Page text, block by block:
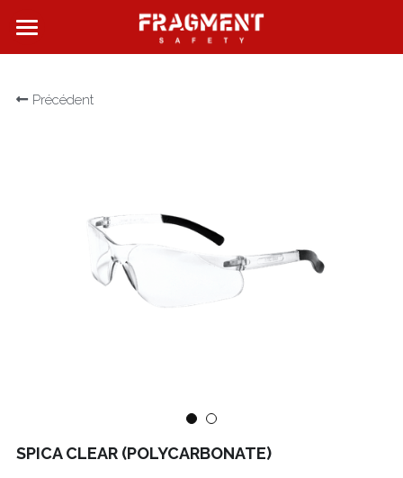
FRAGMENT SAFETY
QUI SOMMES NOUS ?
CONTACT
Rechercher
Précédent
SPICA CLEAR (POLYCARBONATE)